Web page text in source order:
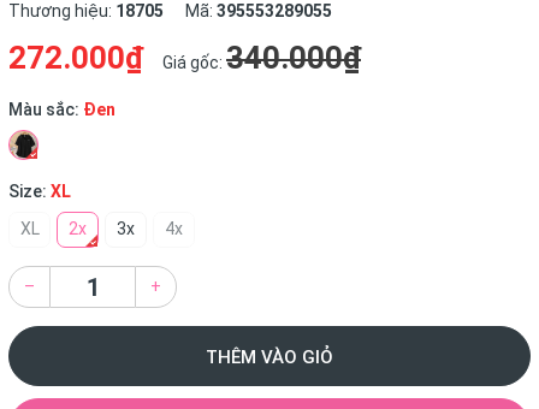
Thương hiệu: 18705 Mã: 395553289055
272.000₫ Giá gốc: 340.000₫
Màu sắc: Đen
Size: XL
XL
2x 3x 4x
– +
THÊM VÀO GIỎ